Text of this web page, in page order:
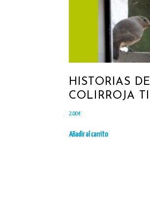
HISTORIAS
COLIRROJA
2.00€
Añadir al carrito